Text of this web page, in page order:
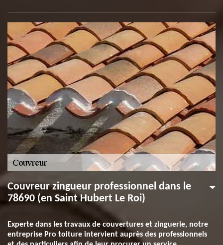
Couvreur zingueur professionnel dans le
78690 (en Saint Hubert Le Roi)
Experte dans les travaux de couvertures et zinguerie, notre
entreprise Pro toiture intervient auprès des professionnels